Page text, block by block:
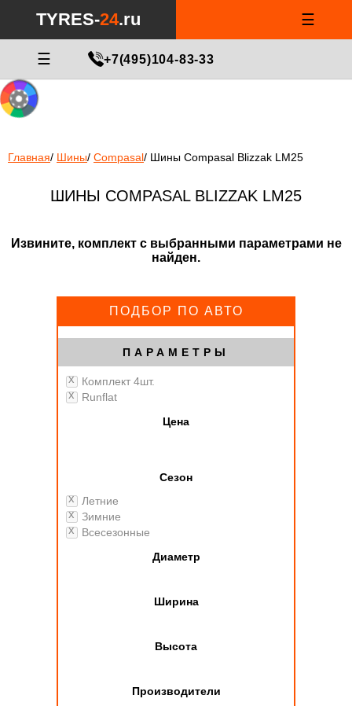
24.ru/html/catalog/controller/product/shinydiski.php
on line
TYRES-24.ru ☰
☰ +7(495)104-83-33
Главная/ Шины/ Compasal/ Шины Compasal Blizzak LM25
ШИНЫ COMPASAL BLIZZAK LM25
Извините, комплект с выбранными параметрами не
найден.
ПОДБОР ПО АВТО
ПАРАМЕТРЫ
Комплект 4шт.
Runflat
Цена
Сезон
Летние
Зимние
Всесезонные
Диаметр
Ширина
Высота
Производители